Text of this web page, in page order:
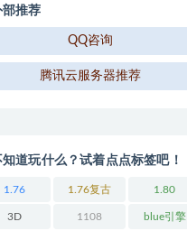
部推荐
QQ咨询
腾讯云服务器推荐
知道玩什么？试着点点标签吧！
1.76 1.76复古 1.80
3D 1108 blue引擎